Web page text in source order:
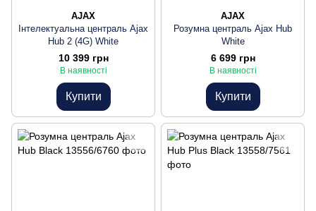
AJAX
Інтелектуальна централь Ajax
Hub 2 (4G) White
10 399 грн
В наявності
Купити
AJAX
Розумна централь Ajax Hub
White
6 699 грн
В наявності
Купити